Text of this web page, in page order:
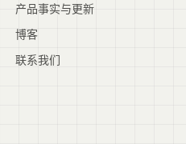
产品事实与更新
博客
联系我们